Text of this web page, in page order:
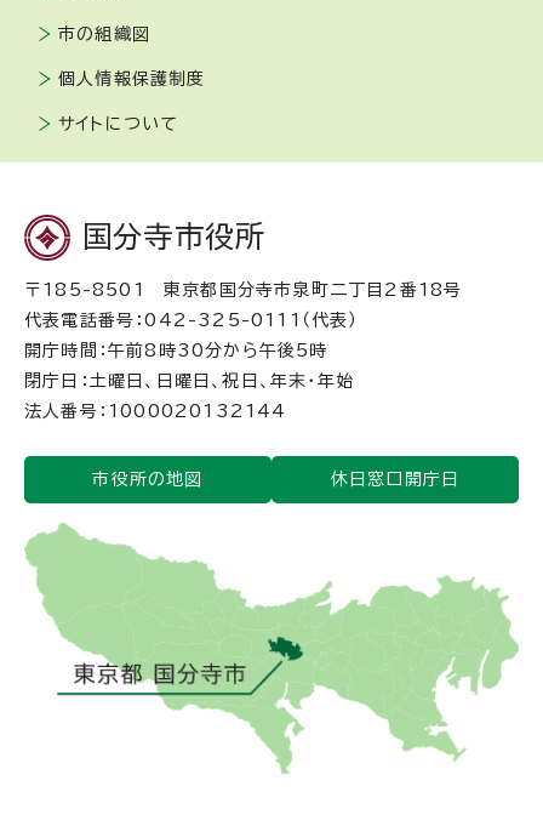
市の組織図
個人情報保護制度
サイトについて
国分寺市役所
〒185-8501 東京都国分寺市泉町二丁目2番18号
代表電話番号：042-325-0111（代表）
開庁時間：午前8時30分から午後5時
閉庁日：土曜日、日曜日、祝日、年末・年始
法人番号：1000020132144
市役所の地図 休日窓口開庁日